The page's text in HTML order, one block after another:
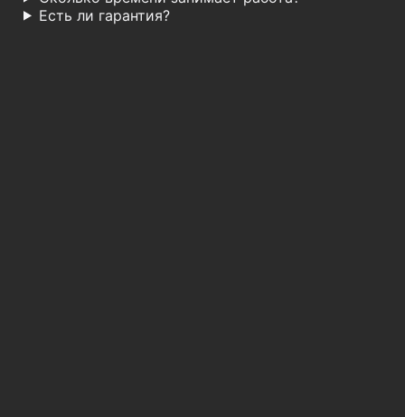
Есть ли гарантия?